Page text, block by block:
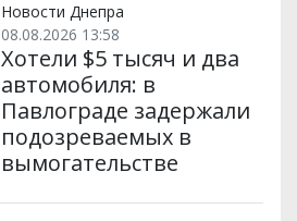
Новости Днепра
08.08.2026 13:58
Хотели $5 тысяч и два
автомобиля: в
Павлограде задержали
подозреваемых в
вымогательстве